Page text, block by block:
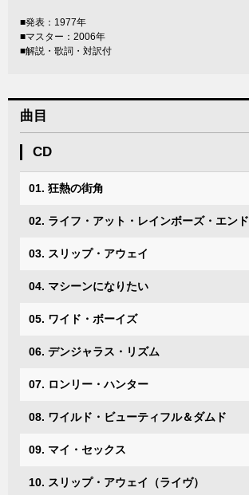
■発表：1977年
■マスター：2006年
■解説・歌詞・対訳付
曲目
CD
01. 狂熱の街角
02. ライフ・アット・レインボーズ・エンド
03. スリップ・アウェイ
04. マシーンになりたい
05. ワイド・ボーイズ
06. デンジャラス・リズム
07. ロンリー・ハンター
08. ワイルド・ビューティフル＆ダムド
09. マイ・セックス
10. スリップ・アウェイ（ライヴ）